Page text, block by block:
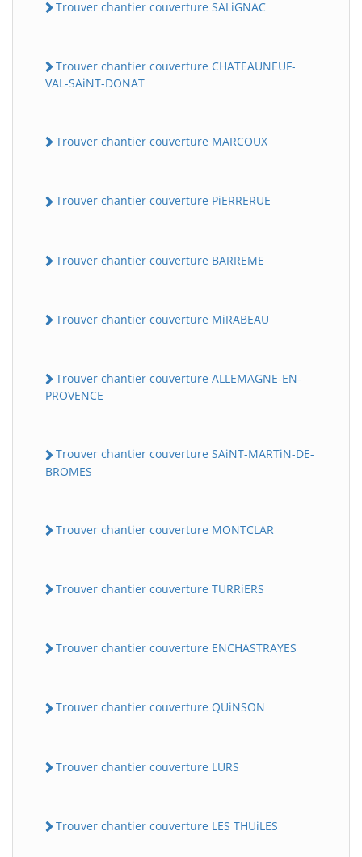
Trouver chantier couverture SALiGNAC
Trouver chantier couverture CHATEAUNEUF-
VAL-SAiNT-DONAT
Trouver chantier couverture MARCOUX
Trouver chantier couverture PiERRERUE
Trouver chantier couverture BARREME
Trouver chantier couverture MiRABEAU
Trouver chantier couverture ALLEMAGNE-EN-
PROVENCE
Trouver chantier couverture SAiNT-MARTiN-DE-
BROMES
Trouver chantier couverture MONTCLAR
Trouver chantier couverture TURRiERS
Trouver chantier couverture ENCHASTRAYES
Trouver chantier couverture QUiNSON
Trouver chantier couverture LURS
Trouver chantier couverture LES THUiLES